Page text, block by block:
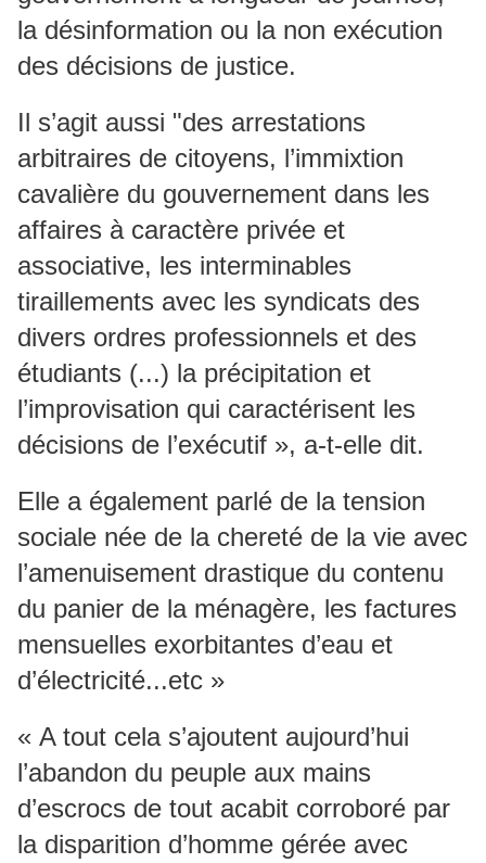
la désinformation ou la non exécution
des décisions de justice.
Il s’agit aussi "des arrestations
arbitraires de citoyens, l’immixtion
cavalière du gouvernement dans les
affaires à caractère privée et
associative, les interminables
tiraillements avec les syndicats des
divers ordres professionnels et des
étudiants (...) la précipitation et
l’improvisation qui caractérisent les
décisions de l’exécutif », a-t-elle dit.
Elle a également parlé de la tension
sociale née de la chereté de la vie avec
l’amenuisement drastique du contenu
du panier de la ménagère, les factures
mensuelles exorbitantes d’eau et
d’électricité...etc »
« A tout cela s’ajoutent aujourd’hui
l’abandon du peuple aux mains
d’escrocs de tout acabit corroboré par
la disparition d’homme gérée avec